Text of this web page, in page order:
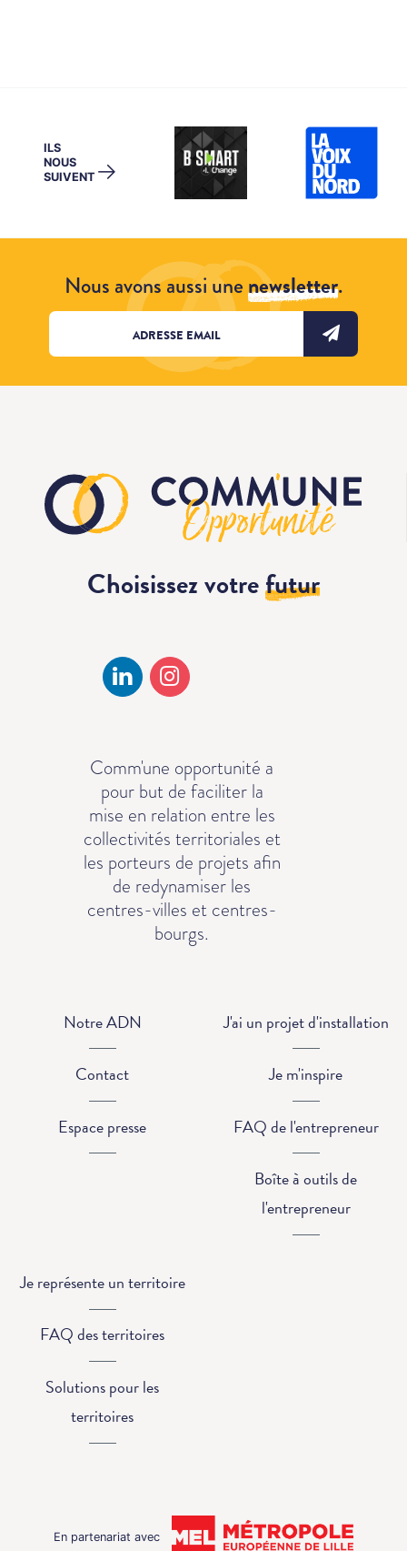
ILS
NOUS
SUIVENT →
Nous avons aussi unenewsletter.
Choisissez votrefutur
Comm'une opportunité a
pour but de faciliter la
mise en relation entre les
collectivités territoriales et
les porteurs de projets afin
de redynamiser les
centres-villes et centres-
bourgs.
Notre ADN
Contact
Espace presse
J'ai un projet d'installation
Je m'inspire
FAQ de l'entrepreneur
Boîte à outils de
l'entrepreneur
Je représente un territoire
FAQ des territoires
Solutions pour les
territoires
En partenariat avec